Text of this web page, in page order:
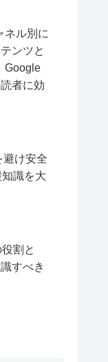
ネル別に
ンツと
Google
者に効
避け安全
識を大
割と
すべき